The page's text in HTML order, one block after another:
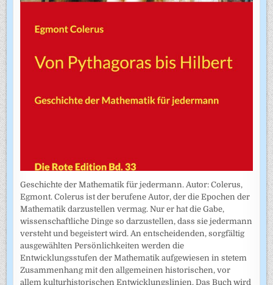
Geschichte der Mathematik für jedermann. Autor: Colerus,
Egmont. Colerus ist der berufene Autor, der die Epochen der
Mathematik darzustellen vermag. Nur er hat die Gabe,
wissenschaftliche Dinge so darzustellen, dass sie jedermann
versteht und begeistert wird. An entscheidenden, sorgfältig
ausgewählten Persönlichkeiten werden die
Entwicklungsstufen der Mathematik aufgewiesen in stetem
Zusammenhang mit den allgemeinen historischen, vor
allem kulturhistorischen Entwicklungslinien. Das Buch wird